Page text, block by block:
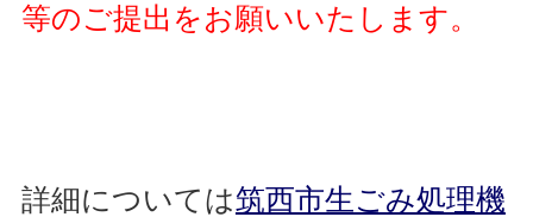
等のご提出をお願いいたします。
詳細については筑西市生ごみ処理機